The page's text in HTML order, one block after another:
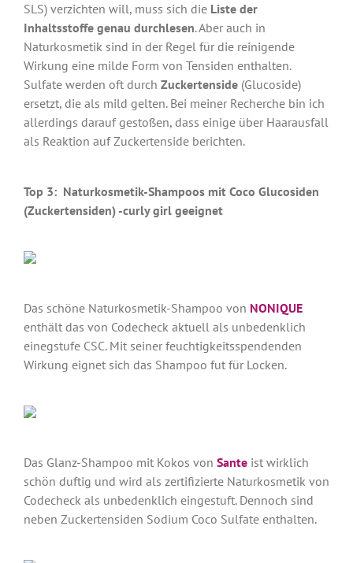
SLS) verzichten will, muss sich die Liste der
Inhaltsstoffe genau durchlesen. Aber auch in
Naturkosmetik sind in der Regel für die reinigende
Wirkung eine milde Form von Tensiden enthalten.
Sulfate werden oft durch Zuckertenside (Glucoside)
ersetzt, die als mild gelten. Bei meiner Recherche bin ich
allerdings darauf gestoßen, dass einige über Haarausfall
als Reaktion auf Zuckertenside berichten.
Top 3: Naturkosmetik-Shampoos mit Coco Glucosiden
(Zuckertensiden) -curly girl geeignet
Das schöne Naturkosmetik-Shampoo von NONIQUE
enthält das von Codecheck aktuell als unbedenklich
einegstufe CSC. Mit seiner feuchtigkeitsspendenden
Wirkung eignet sich das Shampoo fut für Locken.
Das Glanz-Shampoo mit Kokos von Santeist wirklich
schön duftig und wird als zertifizierte Naturkosmetik von
Codecheck als unbedenklich eingestuft. Dennoch sind
neben Zuckertensiden Sodium Coco Sulfate enthalten.